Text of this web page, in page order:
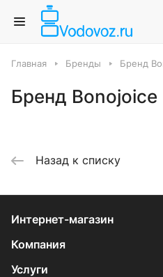
Главная Бренды Бренд
Бренд Bonojoice
Назад к списку
Интернет-магазин
Компания
Услуги